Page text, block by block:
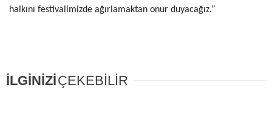
halkını festivalimizde ağırlamaktan onur duyacağız.”
İLGİNİZİÇEKEBİLİR